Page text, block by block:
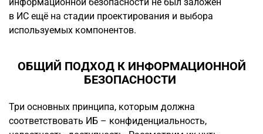
в ИС ещё на стадии проектирования и выбора
используемых компонентов.
ОБЩИЙ ПОДХОД К ИНФОРМАЦИОННОЙ
БЕЗОПАСНОСТИ
Три основных принципа, которым должна
соответствовать ИБ – конфиденциальность,